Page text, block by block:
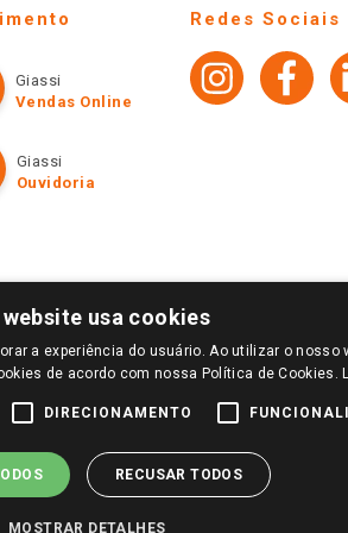
Giassi
Vendas Online
Giassi
Ouvidoria
Redes Sociais
PREFERÊNCIA. SOMENTE APÓS O LOGIN, OS PREÇOS
REALIZADAS NO GIASSI.COM.BR E NA LOJA
DE BUSCAS.
website usa cookies
a experiência do usuário. Ao utilizar o nosso
de acordo com nossa Política de Cookies.
DIRECIONAMENTO
RECUSAR TODOS
MOSTRAR DETALHES